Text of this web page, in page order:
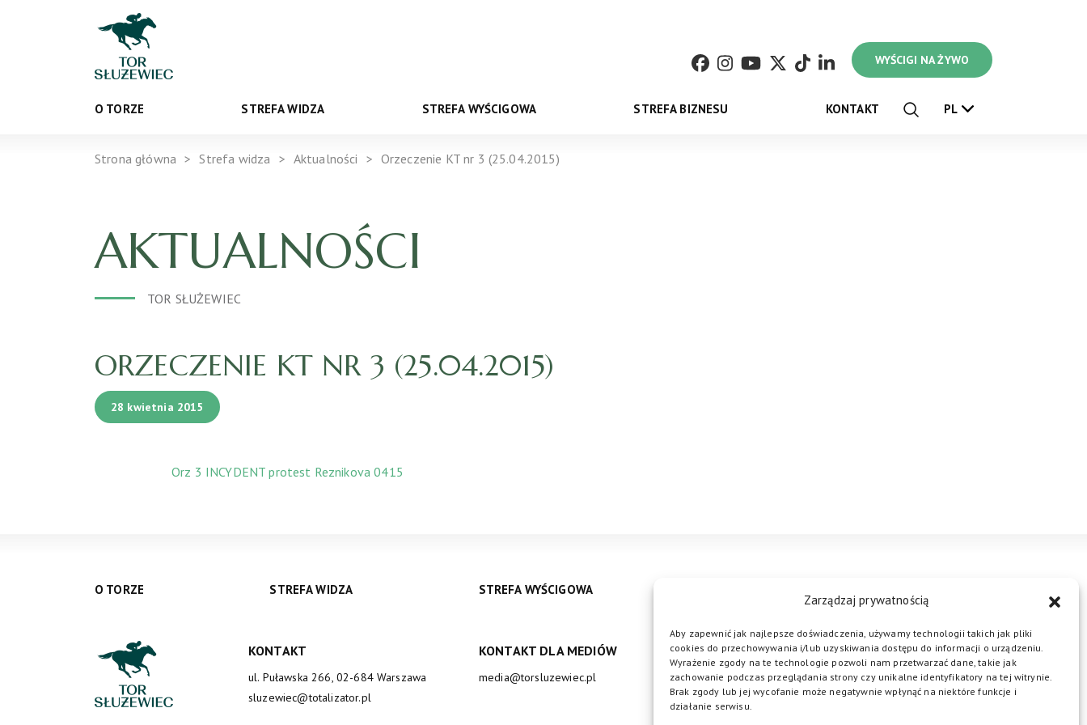
Zarządzaj prywatnością
Aby zapewnić jak najlepsze doświadczenia, używamy technologii takich jak pliki
cookies do przechowywania i/lub uzyskiwania dostępu do informacji o urządzeniu.
Wyrażenie zgody na te technologie pozwoli nam przetwarzać dane, takie jak
zachowanie podczas przeglądania strony czy unikalne identyfikatory na tej witrynie.
Brak zgody lub jej wycofanie może negatywnie wpłynąć na niektóre funkcje i
działanie serwisu.
WYŚCIGI NA ŻYWO
O TORZE STREFA WIDZA STREFA WYŚCIGOWA STREFA BIZNESU KONTAKT PL
Strona główna Strefa widza Aktualności Orzeczenie KT nr 3 (25.04.2015)
AKTUALNOŚCI
TOR SŁUŻEWIEC
ORZECZENIE KT NR 3 (25.04.2015)
28 kwietnia 2015
Orz 3 INCYDENT protest Reznikova 0415
O TORZE STREFA WIDZA STREFA WYŚCIGOWA
KONTAKT
ul. Puławska 266, 02-684 Warszawa
sluzewiec@totalizator.pl
KONTAKT DLA MEDIÓW
media@torsluzewiec.pl
DOŁĄCZ DO NAS